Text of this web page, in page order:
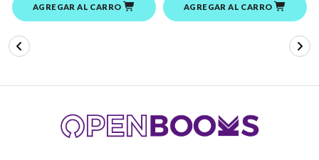
AGREGAR AL CARRO AGREGAR AL CARRO